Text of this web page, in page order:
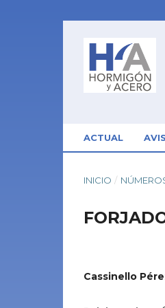
ACTUAL
INICIO /
Cassinello